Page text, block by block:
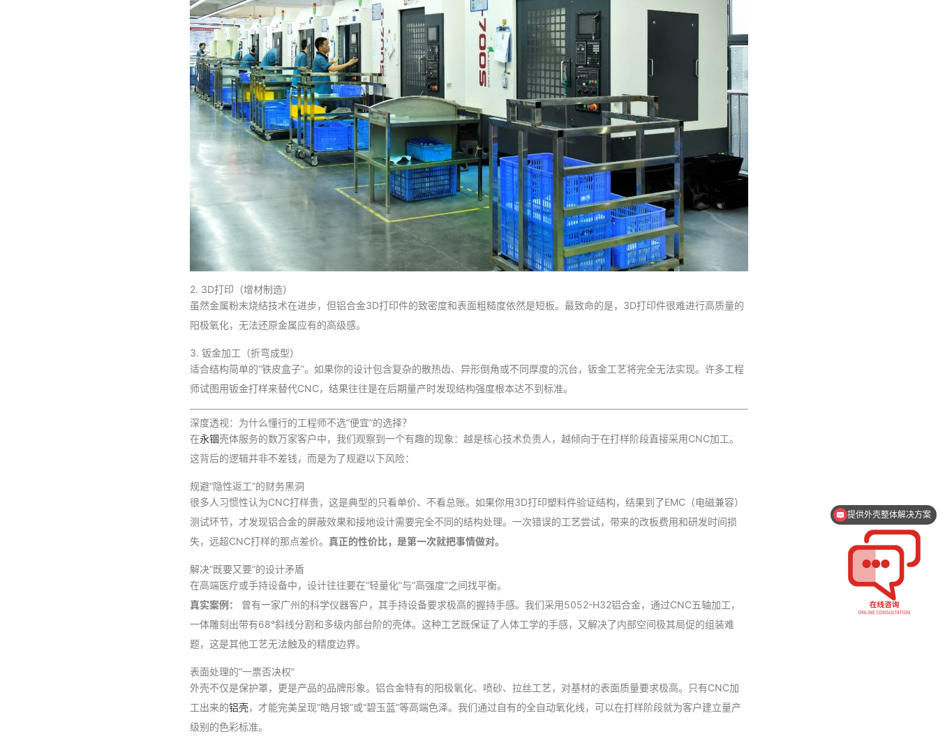
2. 3D打印（增材制造）
虽然金属粉末烧结技术在进步，但铝合金3D打印件的致密度和表面粗糙度依然是短板。最致命的是，3D打印件很难进行高质量的
阳极氧化，无法还原金属应有的高级感。
3. 钣金加工（折弯成型）
适合结构简单的“铁皮盒子”。如果你的设计包含复杂的散热齿、异形倒角或不同厚度的沉台，钣金工艺将完全无法实现。许多工程
师试图用钣金打样来替代CNC，结果往往是在后期量产时发现结构强度根本达不到标准。
深度透视：为什么懂行的工程师不选“便宜”的选择？
在永锢壳体服务的数万家客户中，我们观察到一个有趣的现象：越是核心技术负责人，越倾向于在打样阶段直接采用CNC加工。
这背后的逻辑并非不差钱，而是为了规避以下风险：
规避“隐性返工”的财务黑洞
很多人习惯性认为CNC打样贵，这是典型的只看单价、不看总账。如果你用3D打印塑料件验证结构，结果到了EMC（电磁兼容）
测试环节，才发现铝合金的屏蔽效果和接地设计需要完全不同的结构处理。一次错误的工艺尝试，带来的改板费用和研发时间损
失，远超CNC打样的那点差价。 真正的性价比，是第一次就把事情做对。
解决“既要又要”的设计矛盾
在高端医疗或手持设备中，设计往往要在“轻量化”与“高强度”之间找平衡。
真实案例：
曾有一家广州的科学仪器客户，其手持设备要求极高的握持手感。我们采用5052-H32铝合金，通过CNC五轴加工，
一体雕刻出带有68°斜线分割和多级内部台阶的壳体。这种工艺既保证了人体工学的手感，又解决了内部空间极其局促的组装难
题，这是其他工艺无法触及的精度边界。
表面处理的“一票否决权”
外壳不仅是保护罩，更是产品的品牌形象。铝合金特有的阳极氧化、喷砂、拉丝工艺，对基材的表面质量要求极高。只有CNC加
工出来的铝壳，才能完美呈现“皓月银”或“碧玉蓝”等高端色泽。我们通过自有的全自动氧化线，可以在打样阶段就为客户建立量产
级别的色彩标准。
支持一件起订